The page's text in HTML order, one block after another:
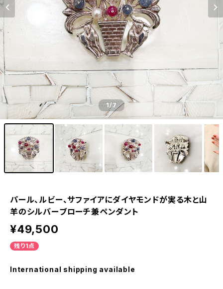
1/7
パール、ルビー、サファイアにダイヤモンドが実る木と山
羊のシルバーブローチ兼ペンダント
¥49,500
残り1点
International shipping available